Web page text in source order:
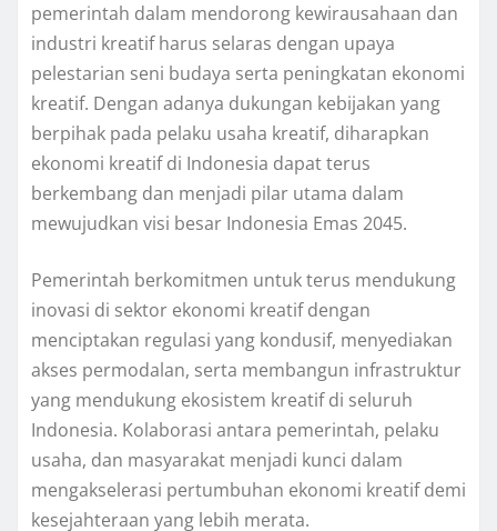
pemerintah dalam mendorong kewirausahaan dan
industri kreatif harus selaras dengan upaya
pelestarian seni budaya serta peningkatan ekonomi
kreatif. Dengan adanya dukungan kebijakan yang
berpihak pada pelaku usaha kreatif, diharapkan
ekonomi kreatif di Indonesia dapat terus
berkembang dan menjadi pilar utama dalam
mewujudkan visi besar Indonesia Emas 2045.
Pemerintah berkomitmen untuk terus mendukung
inovasi di sektor ekonomi kreatif dengan
menciptakan regulasi yang kondusif, menyediakan
akses permodalan, serta membangun infrastruktur
yang mendukung ekosistem kreatif di seluruh
Indonesia. Kolaborasi antara pemerintah, pelaku
usaha, dan masyarakat menjadi kunci dalam
mengakselerasi pertumbuhan ekonomi kreatif demi
kesejahteraan yang lebih merata.